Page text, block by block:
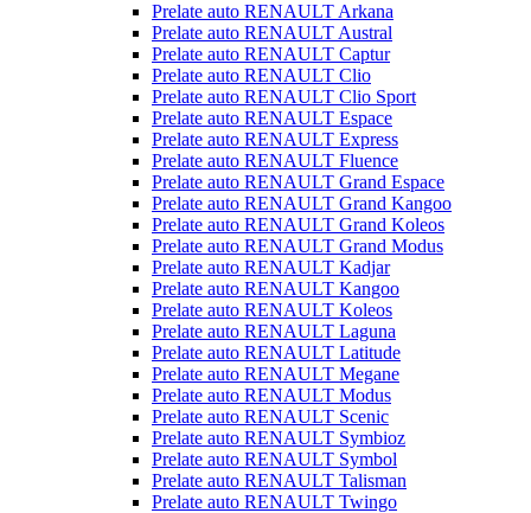
Prelate auto RENAULT Arkana
Prelate auto RENAULT Austral
Prelate auto RENAULT Captur
Prelate auto RENAULT Clio
Prelate auto RENAULT Clio Sport
Prelate auto RENAULT Espace
Prelate auto RENAULT Express
Prelate auto RENAULT Fluence
Prelate auto RENAULT Grand Espace
Prelate auto RENAULT Grand Kangoo
Prelate auto RENAULT Grand Koleos
Prelate auto RENAULT Grand Modus
Prelate auto RENAULT Kadjar
Prelate auto RENAULT Kangoo
Prelate auto RENAULT Koleos
Prelate auto RENAULT Laguna
Prelate auto RENAULT Latitude
Prelate auto RENAULT Megane
Prelate auto RENAULT Modus
Prelate auto RENAULT Scenic
Prelate auto RENAULT Symbioz
Prelate auto RENAULT Symbol
Prelate auto RENAULT Talisman
Prelate auto RENAULT Twingo